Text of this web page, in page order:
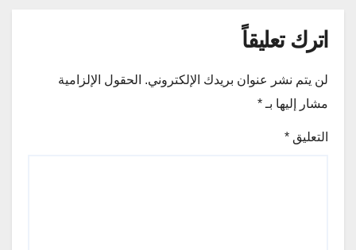
اترك تعليقاً
لن يتم نشر عنوان بريدك الإلكتروني. الحقول الإلزامية
مشار إليها بـ *
التعليق *